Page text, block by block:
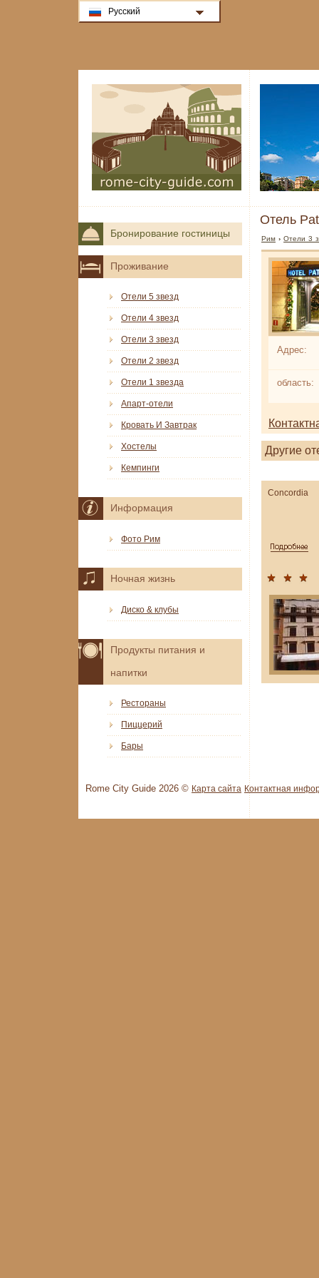
Отель
Рим ›Отели 3
Адрес:
область:
Другие
Concordia
Бронирование гостиницы
Проживание
Отели 5 звезд
Отели 4 звезд
Отели 3 звезд
Отели 2 звезд
Отели 1 звезда
Апарт-отели
Кровать И Завтрак
Хостелы
Кемпинги
Информация
Фото Рим
Ночная жизнь
Диско & клубы
Продукты питания и
напитки
Рестораны
Пиццерий
Бары
Rome City Guide 2026 © Карта сайта Контактная
Русский